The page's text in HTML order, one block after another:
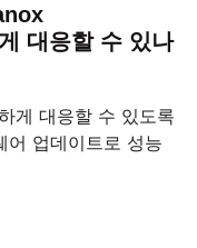
대응할 수 있나
게 대응할 수 있도록
어 업데이트로 성능